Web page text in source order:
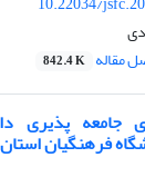
مقاله 842.4 K
جامعه پذیری
فرهنگیان